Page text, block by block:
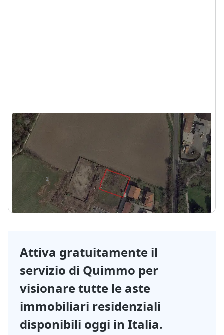
Asta Terreno edificabile di 1289 mq
San Giorgio Piacentino (Piacenza) - Via Vignola
12.013 €
2 1 Locale
Visita
Messaggio Chiama
Attiva gratuitamente il
servizio di Quimmo per
visionare tutte le aste
immobiliari residenziali
disponibili oggi in Italia.